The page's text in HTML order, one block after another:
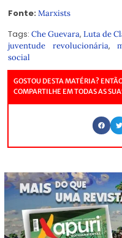
Fonte: Marxists
Tags: Che Guevara, Luta de
juventude revolucionária,
social
GOSTOU DESTA MATÉRIA?
COMPARTILHE EM TODAS AS